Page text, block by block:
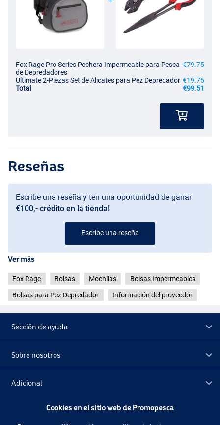
Fox Rage Pro Series Pechera Impermeable para Pesca
de Depredadores
€79.75
Ultimate 2-Piezas Set de Alicates para Pez Depredador €19.76
Total
€99.51
Reseñas
Escribe una reseña y ten una oportunidad de ganar
€100,- crédito en la tienda!
Escribe una reseña
Ver más
Fox Rage Bolsas Mochilas Bolsas Impermeables
Bolsas para Pez Depredador Información del proveedor
Sección de ayuda
Sobre nosotros
Adicional
Cookies en el sitio web de Promopesca